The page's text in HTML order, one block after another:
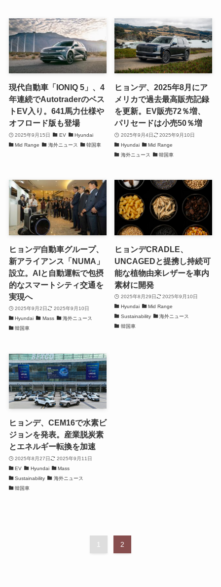
現代自動車「IONIQ 5」、4
年連続でAutotraderのベス
トEV入り。641馬力仕様や
オフロード版も登場
2025年9月15日 EV
Hyundai
Mid Range
海外ニュース 韓国車
ヒョンデ、2025年8月にア
メリカで過去最高販売記録
を更新。EV販売72％増、
パリセードは小売50％増
2025年9月4日
2025年9月10日
Hyundai
Mid Range
海外ニュース
韓国車
ヒョンデ自動車グループ、
新アライアンス「NUMA」
設立。AIと自動運転で包摂
的なスマートシティ交通を
実現へ
2025年9月2日
2025年9月10日
Hyundai
Mass
海外ニュース
韓国車
ヒョンデCRADLE、
UNCAGEDと提携し持続可
能な植物由来レザーを車内
素材に開発
2025年8月29日
2025年9月10日
Hyundai
Mid Range
Sustainability
海外ニュース
韓国車
ヒョンデ、CEM16で水素ビ
ジョンを発表。産業脱炭素
とエネルギー転換を加速
2025年8月27日
2025年9月11日
EV
Hyundai
Mass
Sustainability
海外ニュース
韓国車
1 2